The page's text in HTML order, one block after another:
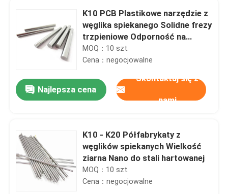
K10 PCB Plastikowe narzędzie z
węglika spiekanego Solidne frezy
trzpieniowe Odporność na
zużycie
MOQ：10 szt.
Cena：negocjowalne
Najlepsza cena
Skontaktuj się z
nami
K10 - K20 Półfabrykaty z
węglików spiekanych Wielkość
ziarna Nano do stali hartowanej
MOQ：10 szt.
Cena：negocjowalne